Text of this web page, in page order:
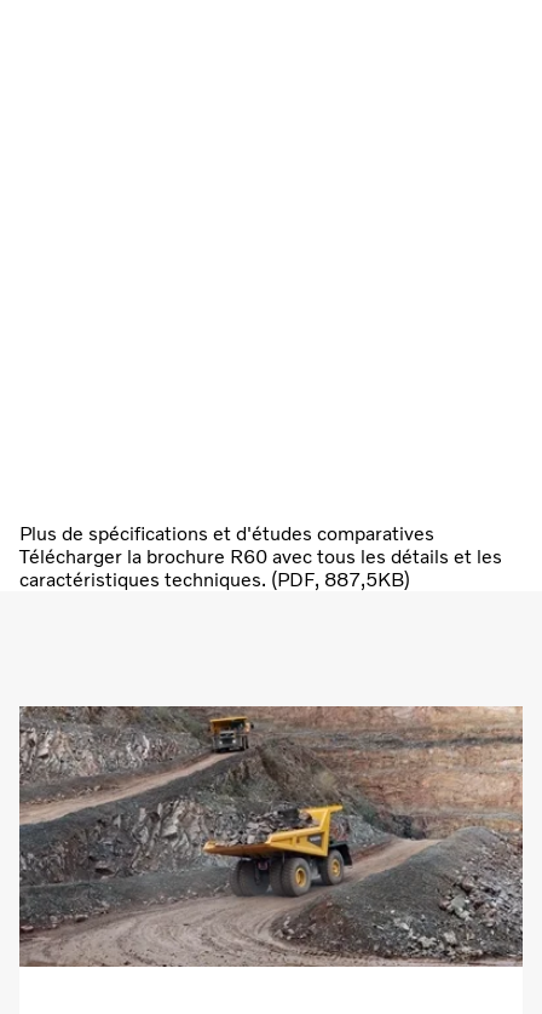
Plus de spécifications et d'études comparatives
Télécharger la brochure R60 avec tous les détails et les
caractéristiques techniques. (PDF, 887,5KB)